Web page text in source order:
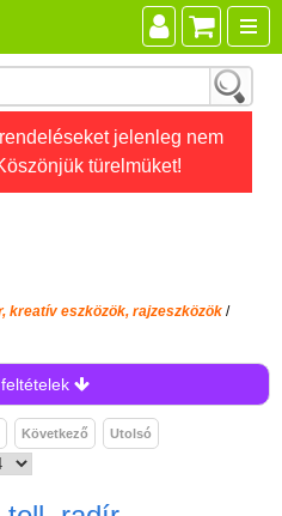
jelenleg nem
türelmüket!
kreatív eszközök, rajzeszközök /
Következő Utolsó
Összes játék
Játékok életkor szerint
Diafilm
Építőjáték
Foglalkoztató füzet
Fajátékok